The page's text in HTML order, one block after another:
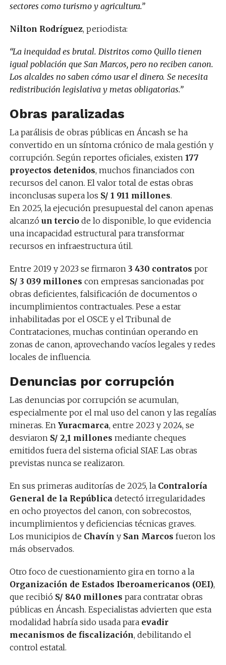
sectores como turismo y agricultura.”
Nilton Rodríguez, periodista:
“La inequidad es brutal. Distritos como Quillo tienen
igual población que San Marcos, pero no reciben canon.
Los alcaldes no saben cómo usar el dinero. Se necesita
redistribución legislativa y metas obligatorias.”
Obras paralizadas
La parálisis de obras públicas en Áncash se ha
convertido en un síntoma crónico de mala gestión y
corrupción. Según reportes oficiales, existen 177
proyectos detenidos, muchos financiados con
recursos del canon. El valor total de estas obras
inconclusas supera los S/ 1 911 millones.
En 2025, la ejecución presupuestal del canon apenas
alcanzó un terciode lo disponible, lo que evidencia
una incapacidad estructural para transformar
recursos en infraestructura útil.
Entre 2019 y 2023 se firmaron 3 430 contratos por
S/ 3 039 millones con empresas sancionadas por
obras deficientes, falsificación de documentos o
incumplimientos contractuales. Pese a estar
inhabilitadas por el OSCE y el Tribunal de
Contrataciones, muchas continúan operando en
zonas de canon, aprovechando vacíos legales y redes
locales de influencia.
Denuncias por corrupción
Las denuncias por corrupción se acumulan,
especialmente por el mal uso del canon y las regalías
mineras. En Yuracmarca, entre 2023 y 2024, se
desviaron S/ 2,1 millones mediante cheques
emitidos fuera del sistema oficial SIAF. Las obras
previstas nunca se realizaron.
En sus primeras auditorías de 2025, la Contraloría
General de la República detectó irregularidades
en ocho proyectos del canon, con sobrecostos,
incumplimientos y deficiencias técnicas graves.
Los municipios de Chavín y San Marcos fueron los
más observados.
Otro foco de cuestionamiento gira en torno a la
Organización de Estados Iberoamericanos (OEI),
que recibió S/ 840 millones para contratar obras
públicas en Áncash. Especialistas advierten que esta
modalidad habría sido usada para evadir
mecanismos de fiscalización, debilitando el
control estatal.